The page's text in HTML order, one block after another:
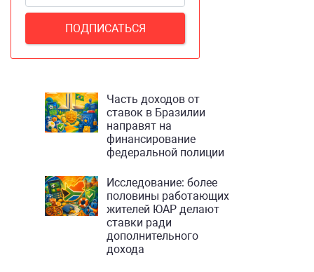
Часть доходов от
ставок в Бразилии
направят на
финансирование
федеральной полиции
Исследование: более
половины работающих
жителей ЮАР делают
ставки ради
дополнительного
дохода